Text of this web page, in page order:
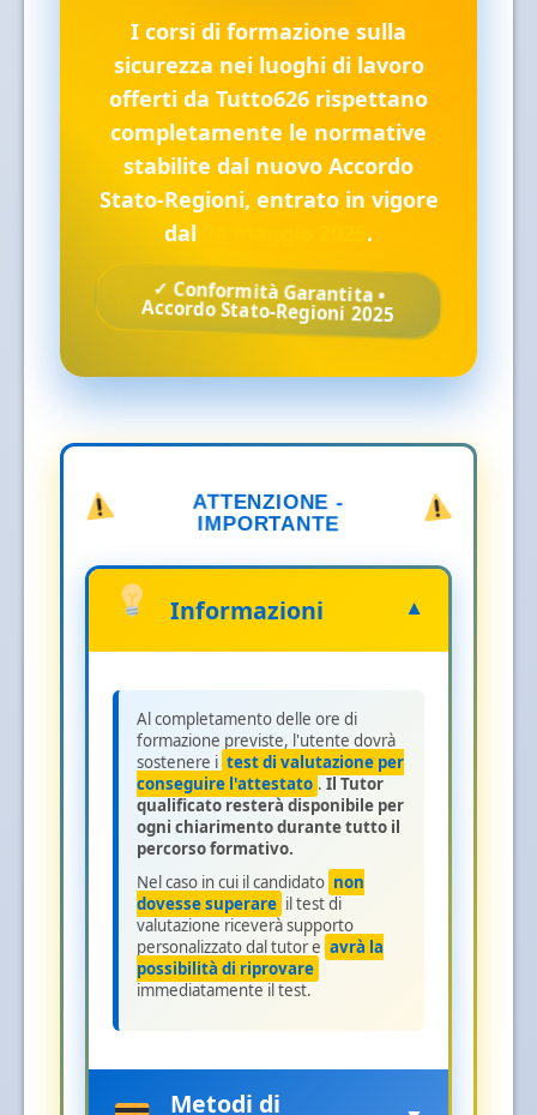
I corsi di formazione sulla
sicurezza nei luoghi di lavoro
offerti da Tutto626 rispettano
completamente le normative
stabilite dal nuovo Accordo
Stato-Regioni, entrato in vigore
dal
.
✓ Conformità Garantita •
Accordo Stato-Regioni 2025
ATTENZIONE -
IMPORTANTE
Informazioni ▼
Al completamento delle ore di
formazione previste, l'utente dovrà
sostenere i test di valutazione per
conseguire l'attestato . Il Tutor
qualificato resterà disponibile per
ogni chiarimento durante tutto il
percorso formativo.
Nel caso in cui il candidato non
dovesse superare il test di
valutazione riceverà supporto
personalizzato dal tutor e avrà la
possibilità di riprovare
immediatamente il test.
Metodi di